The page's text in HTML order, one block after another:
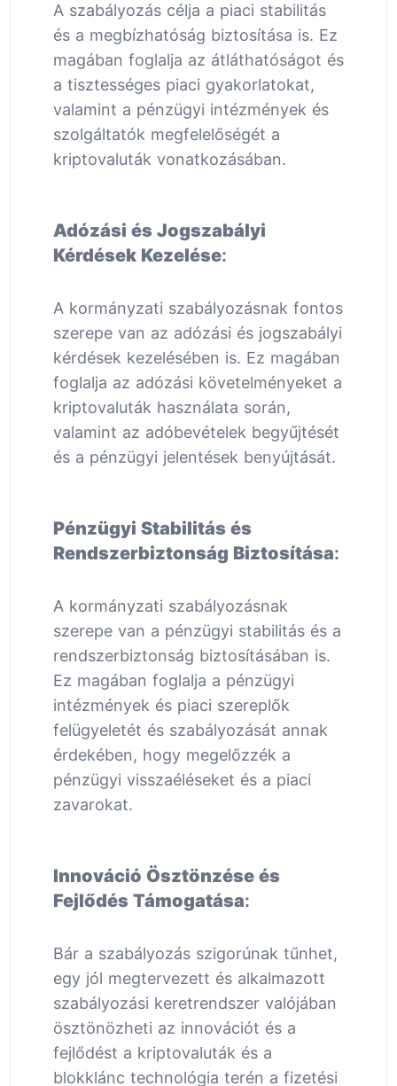
A szabályozás célja a piaci stabilitás
és a megbízhatóság biztosítása is. Ez
magában foglalja az átláthatóságot és
a tisztességes piaci gyakorlatokat,
valamint a pénzügyi intézmények és
szolgáltatók megfelelőségét a
kriptovaluták vonatkozásában.
Adózási és Jogszabályi
Kérdések Kezelése:
A kormányzati szabályozásnak fontos
szerepe van az adózási és jogszabályi
kérdések kezelésében is. Ez magában
foglalja az adózási követelményeket a
kriptovaluták használata során,
valamint az adóbevételek begyűjtését
és a pénzügyi jelentések benyújtását.
Pénzügyi Stabilitás és
Rendszerbiztonság Biztosítása:
A kormányzati szabályozásnak
szerepe van a pénzügyi stabilitás és a
rendszerbiztonság biztosításában is.
Ez magában foglalja a pénzügyi
intézmények és piaci szereplők
felügyeletét és szabályozását annak
érdekében, hogy megelőzzék a
pénzügyi visszaéléseket és a piaci
zavarokat.
Innováció Ösztönzése és
Fejlődés Támogatása:
Bár a szabályozás szigorúnak tűnhet,
egy jól megtervezett és alkalmazott
szabályozási keretrendszer valójában
ösztönözheti az innovációt és a
fejlődést a kriptovaluták és a
blokklánc technológia terén a fizetési